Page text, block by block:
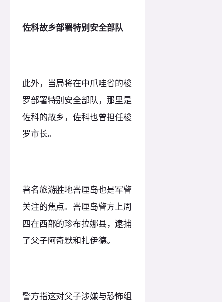
佐科故乡部署特别安全部队
此外，当局将在中爪哇省的梭
罗部署特别安全部队，那里是
佐科的故乡，佐科也曾担任梭
罗市长。
著名旅游胜地峇厘岛也是军警
关注的焦点。峇厘岛警方上周
四在西部的珍布拉娜县，逮捕
了父子阿奇默和扎伊德。
警方指这对父子涉嫌与恐怖组